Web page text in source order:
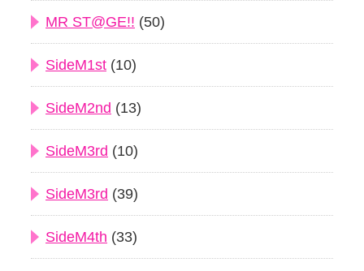
MR ST@GE!! (50)
SideM1st (10)
SideM2nd (13)
SideM3rd (10)
SideM3rd (39)
SideM4th (33)